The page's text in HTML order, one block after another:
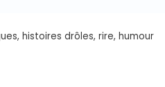
histoires drôles, rire, humour